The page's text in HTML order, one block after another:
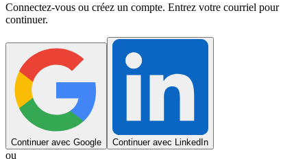
Connectez-vous ou créez un compte. Entrez votre courriel pour
continuer.
Continuer avec Google Continuer avec LinkedIn
ou